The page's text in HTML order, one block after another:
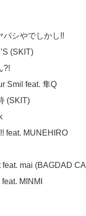
バシやでしかし!!
(SKIT)
?!
Smil feat. 隼Q
(SKIT)
feat. MUNEHIRO
feat. mai (BAGDAD
MINMI